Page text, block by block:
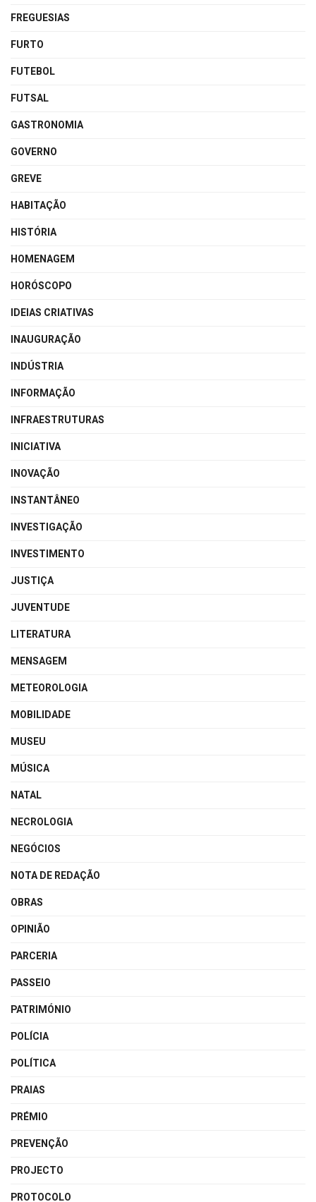
FREGUESIAS
FURTO
FUTEBOL
FUTSAL
GASTRONOMIA
GOVERNO
GREVE
HABITAÇÃO
HISTÓRIA
HOMENAGEM
HORÓSCOPO
IDEIAS CRIATIVAS
INAUGURAÇÃO
INDÚSTRIA
INFORMAÇÃO
INFRAESTRUTURAS
INICIATIVA
INOVAÇÃO
INSTANTÂNEO
INVESTIGAÇÃO
INVESTIMENTO
JUSTIÇA
JUVENTUDE
LITERATURA
MENSAGEM
METEOROLOGIA
MOBILIDADE
MUSEU
MÚSICA
NATAL
NECROLOGIA
NEGÓCIOS
NOTA DE REDAÇÃO
OBRAS
OPINIÃO
PARCERIA
PASSEIO
PATRIMÓNIO
POLÍCIA
POLÍTICA
PRAIAS
PRÉMIO
PREVENÇÃO
PROJECTO
PROTOCOLO